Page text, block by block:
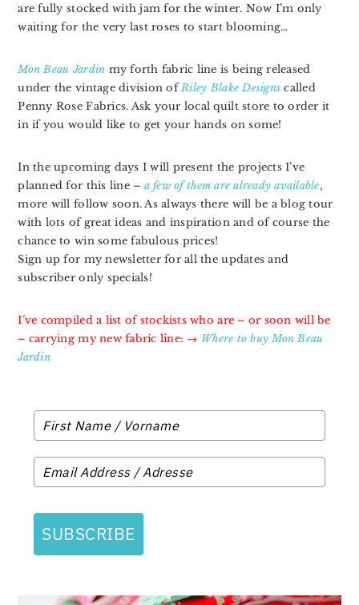
are fully stocked with jam for the winter. Now I’m only
waiting for the very last roses to start blooming…
Mon Beau Jardin my forth fabric line is being released
under the vintage division ofRiley Blake Designs called
Penny Rose Fabrics. Ask your local quilt store to order it
in if you would like to get your hands on some!
In the upcoming days I will present the projects I’ve
planned for this line – a few of them are already available,
more will follow soon. As always there will be a blog tour
with lots of great ideas and inspiration and of course the
chance to win some fabulous prices!
Sign up for my newsletter for all the updates and
subscriber only specials!
I’ve compiled a list of stockists who are – or soon will be
– carrying my new fabric line: → Where to buy Mon Beau
Jardin
SUBSCRIBE